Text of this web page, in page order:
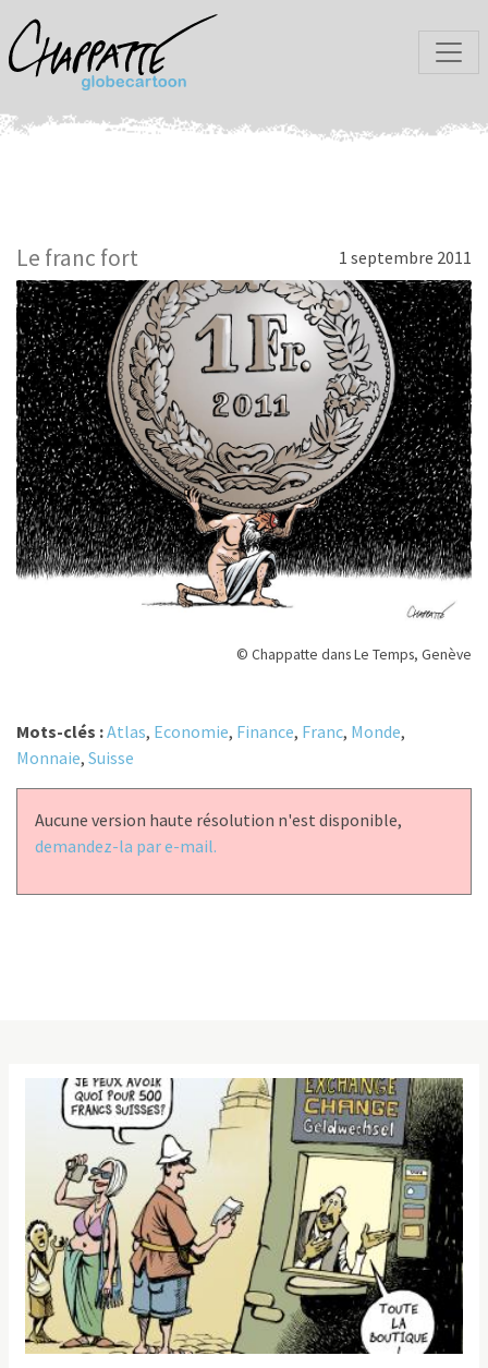
Le franc fort 1 septembre 2011
© Chappatte dans Le Temps, Genève
Mots-clés :Atlas, Economie, Finance, Franc, Monde,
Monnaie, Suisse
Aucune version haute résolution n'est disponible,
demandez-la par e-mail.